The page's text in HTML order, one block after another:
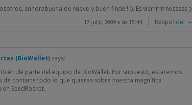
17 julio, 2009 a las 15:44
enhorabuena de nuevo y buen finde!! :). Es vierrrrrrnesssss ;)
Responder
(BioWallet) says:
de parte del equipo de BioWallet. Por supuesto, estaremos
de contarte todo lo que quieras sobre nuestra magnífica
SeedRocket.